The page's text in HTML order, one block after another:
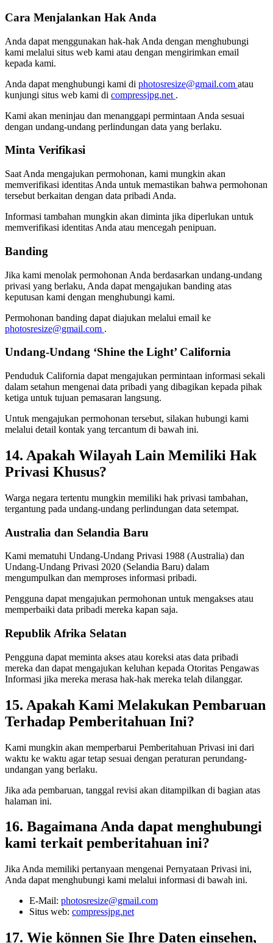
Cara Menjalankan Hak Anda
Anda dapat menggunakan hak-hak Anda dengan menghubungi
kami melalui situs web kami atau dengan mengirimkan email
kepada kami.
Anda dapat menghubungi kami di photosresize@gmail.com atau
kunjungi situs web kami di compressjpg.net .
Kami akan meninjau dan menanggapi permintaan Anda sesuai
dengan undang-undang perlindungan data yang berlaku.
Minta Verifikasi
Saat Anda mengajukan permohonan, kami mungkin akan
memverifikasi identitas Anda untuk memastikan bahwa permohonan
tersebut berkaitan dengan data pribadi Anda.
Informasi tambahan mungkin akan diminta jika diperlukan untuk
memverifikasi identitas Anda atau mencegah penipuan.
Banding
Jika kami menolak permohonan Anda berdasarkan undang-undang
privasi yang berlaku, Anda dapat mengajukan banding atas
keputusan kami dengan menghubungi kami.
Permohonan banding dapat diajukan melalui email ke
photosresize@gmail.com .
Undang-Undang ‘Shine the Light’ California
Penduduk California dapat mengajukan permintaan informasi sekali
dalam setahun mengenai data pribadi yang dibagikan kepada pihak
ketiga untuk tujuan pemasaran langsung.
Untuk mengajukan permohonan tersebut, silakan hubungi kami
melalui detail kontak yang tercantum di bawah ini.
14. Apakah Wilayah Lain Memiliki Hak
Privasi Khusus?
Warga negara tertentu mungkin memiliki hak privasi tambahan,
tergantung pada undang-undang perlindungan data setempat.
Australia dan Selandia Baru
Kami mematuhi Undang-Undang Privasi 1988 (Australia) dan
Undang-Undang Privasi 2020 (Selandia Baru) dalam
mengumpulkan dan memproses informasi pribadi.
Pengguna dapat mengajukan permohonan untuk mengakses atau
memperbaiki data pribadi mereka kapan saja.
Republik Afrika Selatan
Pengguna dapat meminta akses atau koreksi atas data pribadi
mereka dan dapat mengajukan keluhan kepada Otoritas Pengawas
Informasi jika mereka merasa hak-hak mereka telah dilanggar.
15. Apakah Kami Melakukan Pembaruan
Terhadap Pemberitahuan Ini?
Kami mungkin akan memperbarui Pemberitahuan Privasi ini dari
waktu ke waktu agar tetap sesuai dengan peraturan perundang-
undangan yang berlaku.
Jika ada pembaruan, tanggal revisi akan ditampilkan di bagian atas
halaman ini.
16. Bagaimana Anda dapat menghubungi
kami terkait pemberitahuan ini?
Jika Anda memiliki pertanyaan mengenai Pernyataan Privasi ini,
Anda dapat menghubungi kami melalui informasi di bawah ini.
E-Mail: photosresize@gmail.com
Situs web: compressjpg.net
17. Wie können Sie Ihre Daten einsehen,